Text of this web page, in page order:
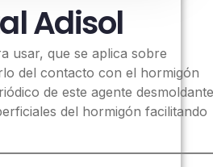
Adisol
usar, que se aplica sobre
del contacto con el hormigón
de este agente desmoldante
del hormigón facilitando